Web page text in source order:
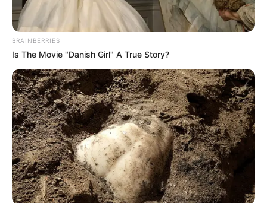
BRAINBERRIES
Is The Movie "Danish Girl" A True Story?